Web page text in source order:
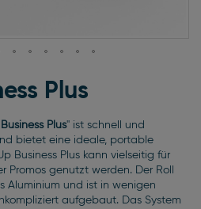
Plus
Plus" ist schnell und
bietet eine ideale, portable
Business Plus kann vielseitig für
Promos genutzt werden. Der Roll
Aluminium und ist in wenigen
aufgebaut. Das System